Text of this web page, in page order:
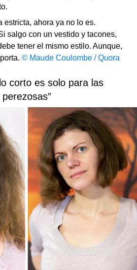
estricta, ahora ya no lo es.
salgo con un vestido y tacones,
tener el mismo estilo. Aunque,
© Maude Coulombe / Quora
corto es solo para las
perezosas”